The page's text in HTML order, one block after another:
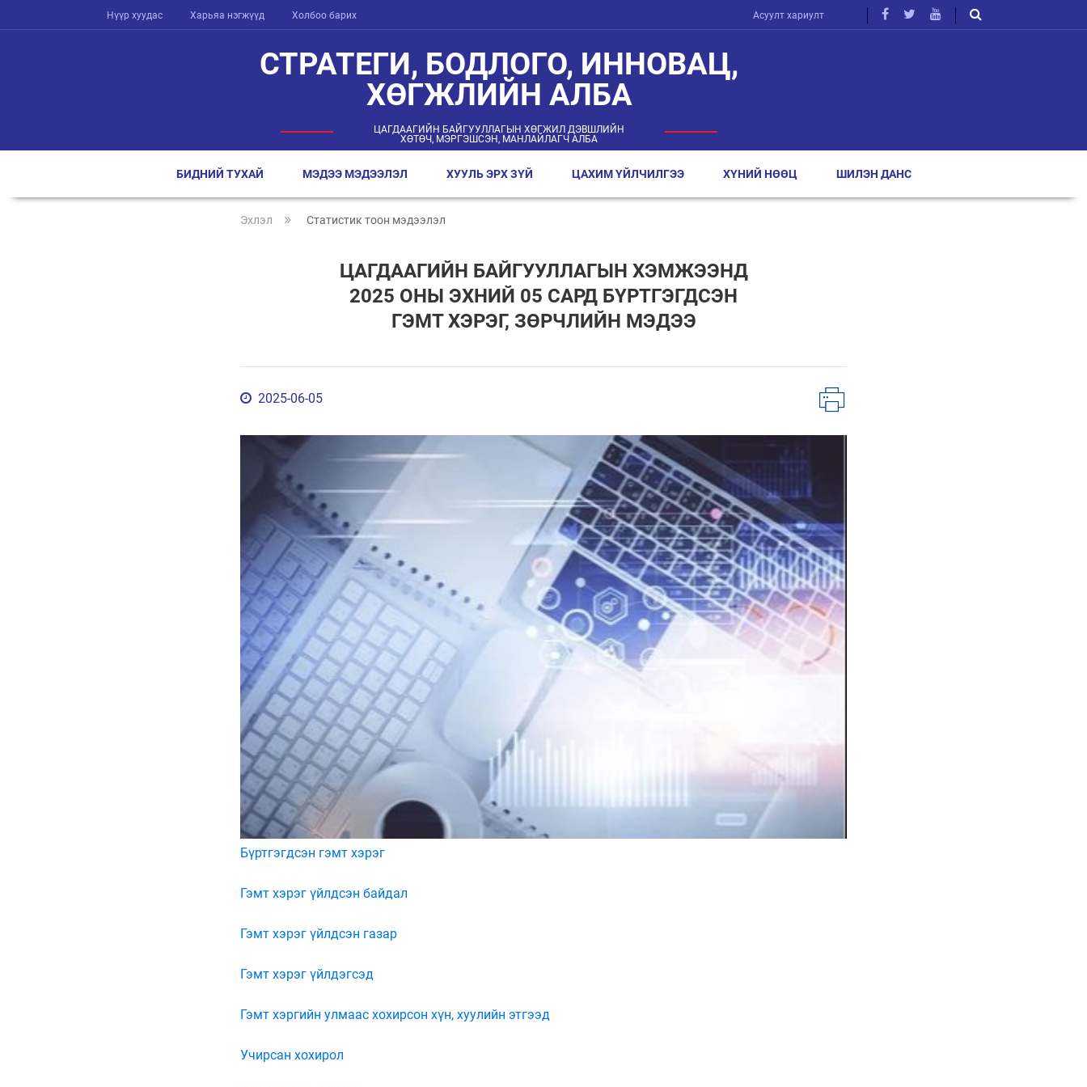
Нүүр хуудас Харьяа нэгжүүд Холбоо барих Асуулт хариулт
СТРАТЕГИ, БОДЛОГО, ИННОВАЦ,
ХӨГЖЛИЙН АЛБА
ЦАГДААГИЙН БАЙГУУЛЛАГЫН ХӨГЖИЛ ДЭВШЛИЙН
ХӨТӨЧ, МЭРГЭШСЭН, МАНЛАЙЛАГЧ АЛБА
БИДНИЙ ТУХАЙ МЭДЭЭ МЭДЭЭЛЭЛ ХУУЛЬ ЭРХ ЗҮЙ ЦАХИМ ҮЙЛЧИЛГЭЭ ХҮНИЙ НӨӨЦ ШИЛЭН ДАНС
Эхлэл Статистик тоон мэдээлэл
ЦАГДААГИЙН БАЙГУУЛЛАГЫН ХЭМЖЭЭНД
2025 ОНЫ ЭХНИЙ 05 САРД БҮРТГЭГДСЭН
ГЭМТ ХЭРЭГ, ЗӨРЧЛИЙН МЭДЭЭ
2025-06-05
Бүртгэгдсэн гэмт хэрэг
Гэмт хэрэг үйлдсэн байдал
Гэмт хэрэг үйлдсэн газар
Гэмт хэрэг үйлдэгсэд
Гэмт хэргийн улмаас хохирсон хүн, хуулийн этгээд
Учирсан хохирол